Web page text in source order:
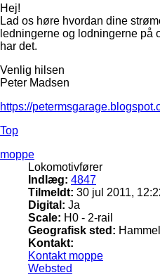
Hej!
Lad os høre hvordan dine
ledningerne og lodningerne på
har det.
Venlig hilsen
Peter Madsen
https://
Top
moppe
Lokomotivfører
Indlæg: 4847
Tilmeldt: 30 jul 2011,
Digital: Ja
Scale: H0 - 2-rail
Geografisk sted: Hammel
Kontakt:
Kontakt moppe
Websted